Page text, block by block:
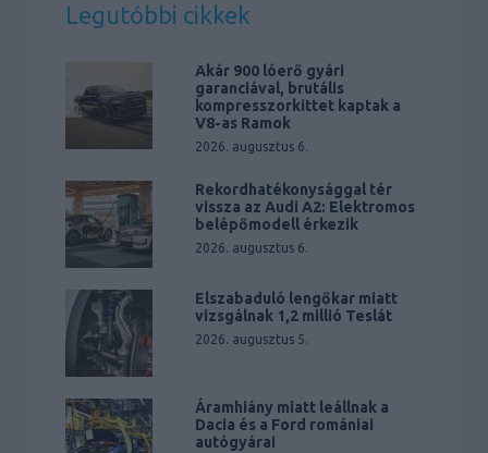
Legutóbbi cikkek
Akár 900 lóerő gyári
garanciával, brutális
kompresszorkittet kaptak a
V8-as Ramok
2026. augusztus 6.
Rekordhatékonysággal tér
vissza az Audi A2: Elektromos
belépőmodell érkezik
2026. augusztus 6.
Elszabaduló lengőkar miatt
vizsgálnak 1,2 millió Teslát
2026. augusztus 5.
Áramhiány miatt leállnak a
Dacia és a Ford romániai
autógyárai